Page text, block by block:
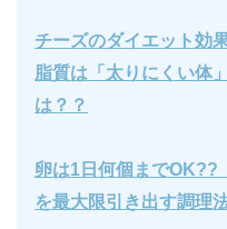
チーズのダイエット効
脂質は「太りにくい体
は？？
卵は1日何個までOK??
を最大限引き出す調理